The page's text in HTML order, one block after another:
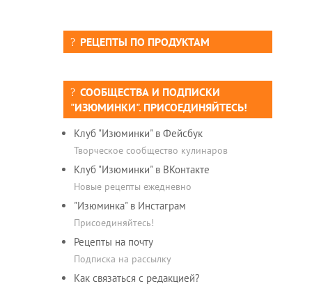
РЕЦЕПТЫ ПО ПРОДУКТАМ
СООБЩЕСТВА И ПОДПИСКИ
"ИЗЮМИНКИ". ПРИСОЕДИНЯЙТЕСЬ!
Клуб "Изюминки" в Фейсбук
Творческое сообщество кулинаров
Клуб "Изюминки" в ВКонтакте
Новые рецепты ежедневно
"Изюминка" в Инстаграм
Присоединяйтесь!
Рецепты на почту
Подписка на рассылку
Как связаться с редакцией?